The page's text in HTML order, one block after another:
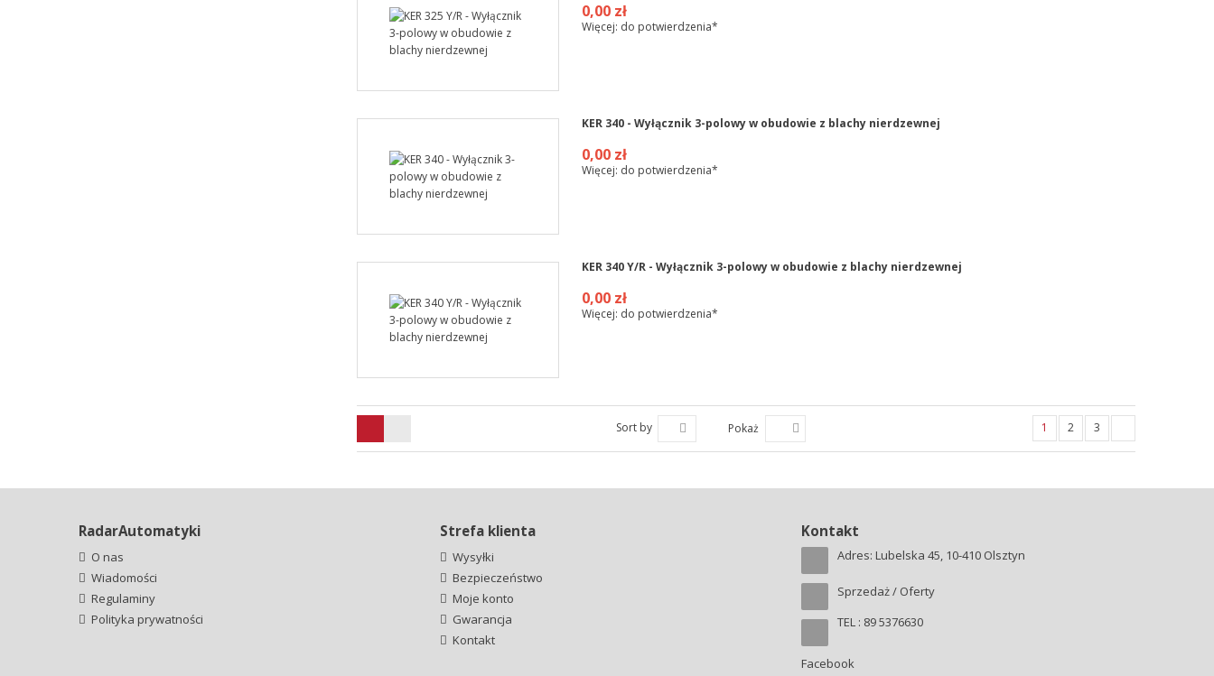
0,00 zł
Więcej: do potwierdzenia*
KER 340 - Wyłącznik 3-polowy w obudowie z blachy nierdzewnej
0,00 zł
Więcej: do potwierdzenia*
KER 340 Y/R - Wyłącznik 3-polowy w obudowie z blachy nierdzewnej
0,00 zł
Więcej: do potwierdzenia*
Sort by Pokaż 1 2 3
RadarAutomatyki
O nas
Wiadomości
Regulaminy
Polityka prywatności
Strefa klienta
Wysyłki
Bezpieczeństwo
Moje konto
Gwarancja
Kontakt
Kontakt
Adres: Lubelska 45, 10-410 Olsztyn
Sprzedaż / Oferty
TEL : 89 5376630
Facebook